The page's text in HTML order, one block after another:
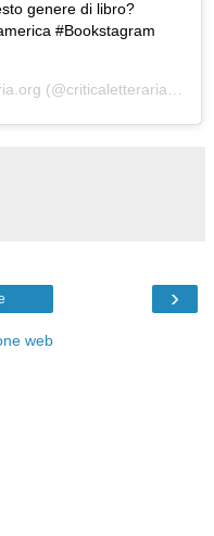
genere di libro?
#Bookstagram
(@criticaletteraria) in data:
›
web